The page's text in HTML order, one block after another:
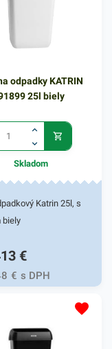
odpadky KATRIN
25l biely
Skladom
Katrin 25l, s
biely
€
€ s DPH